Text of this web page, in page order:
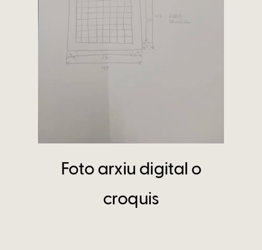
Foto arxiu digital o
croquis